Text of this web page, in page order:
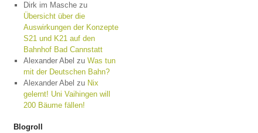
Dirk im Maschezu
Übersicht über die
Auswirkungen der Konzepte
S21 und K21 auf den
Bahnhof Bad Cannstatt
Alexander Abel zu Was tun
mit der Deutschen Bahn?
Alexander Abel zu Nix
gelernt! Uni Vaihingen will
200 Bäume fällen!
Blogroll